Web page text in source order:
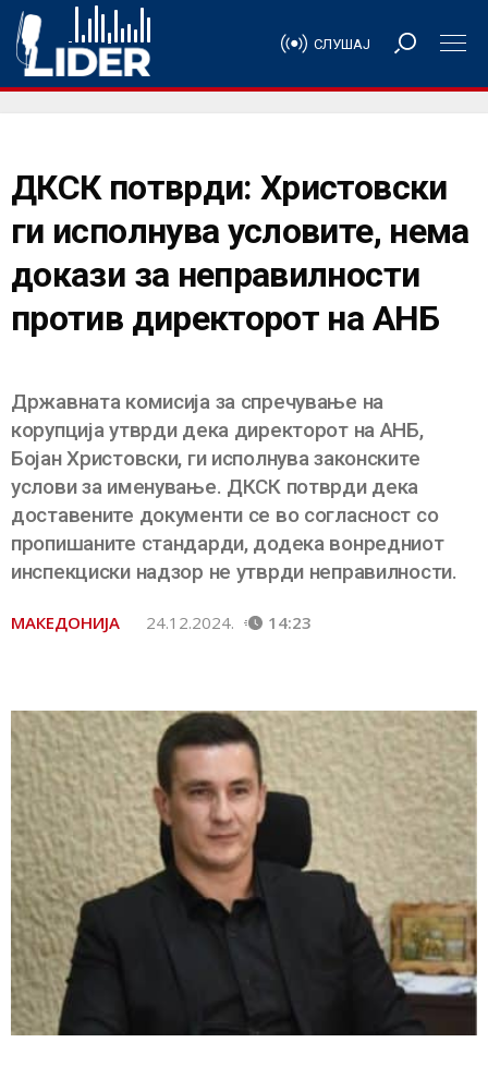
СЛУШАЈ
ДКСК потврди: Христовски
ги исполнува условите, нема
докази за неправилности
против директорот на АНБ
Државната комисија за спречување на
корупција утврди дека директорот на АНБ,
Бојан Христовски, ги исполнува законските
услови за именување. ДКСК потврди дека
доставените документи се во согласност со
пропишаните стандарди, додека вонредниот
инспекциски надзор не утврди неправилности.
МАКЕДОНИЈА 24.12.2024. 14:23